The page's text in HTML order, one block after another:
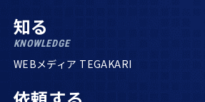
知る
KNOWLEDGE
WEBメディア TEGAKARI